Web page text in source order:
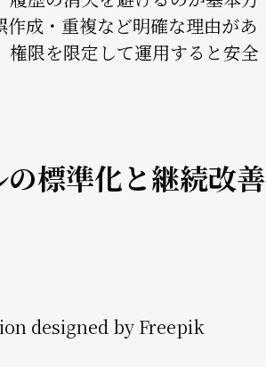
作成・重複など明確な理由があ
権限を限定して運用すると安全
標準化と継続改善
designed by Freepik